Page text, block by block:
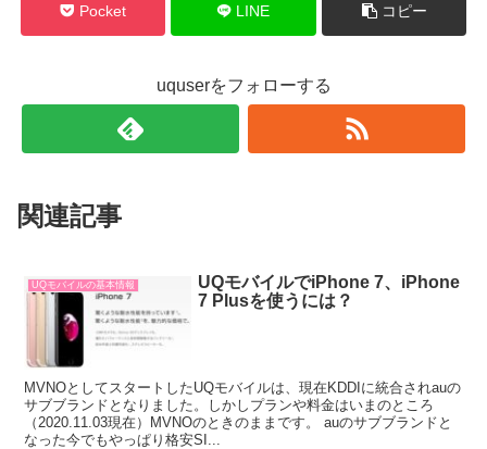
Pocket LINE コピー
uquserをフォローする
関連記事
UQモバイルの基本情報
UQモバイルでiPhone 7、iPhone
7 Plusを使うには？
MVNOとしてスタートしたUQモバイルは、現在KDDIに統合されauの
サブブランドとなりました。しかしプランや料金はいまのところ
（2020.11.03現在）MVNOのときのままです。 auのサブブランドと
なった今でもやっぱり格安SI...